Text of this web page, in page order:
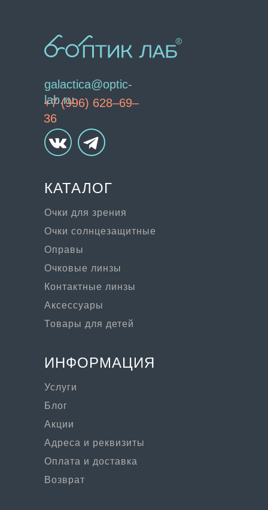
galactica@optic-
lab.ru
Очки для зрения
Очки солнцезащитные
Очковые линзы
Оправы
Контактные линзы
Аксессуары
Товары для детей
+7 (996) 628–69–
36
ИНФОРМАЦИЯ
Услуги
КАТАЛОГ
Адреса и реквизиты
Оплата и доставка
Возврат
Блог
Акции